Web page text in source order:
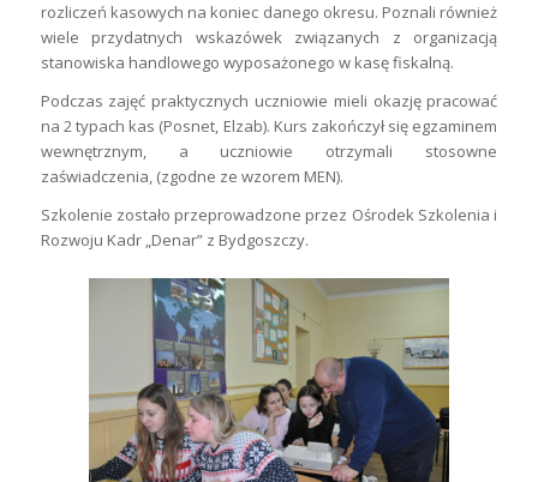
rozliczeń kasowych na koniec danego okresu. Poznali również
wiele przydatnych wskazówek związanych z organizacją
stanowiska handlowego wyposażonego w kasę fiskalną.
Podczas zajęć praktycznych uczniowie mieli okazję pracować
na 2 typach kas (Posnet, Elzab). Kurs zakończył się egzaminem
wewnętrznym, a uczniowie otrzymali stosowne
zaświadczenia, (zgodne ze wzorem MEN).
Szkolenie zostało przeprowadzone przez Ośrodek Szkolenia i
Rozwoju Kadr „Denar” z Bydgoszczy.